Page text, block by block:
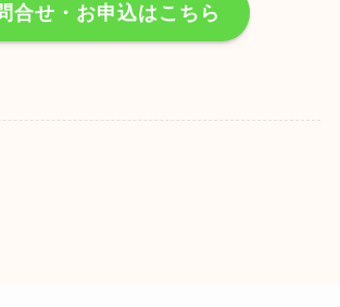
合せ・お申込はこちら